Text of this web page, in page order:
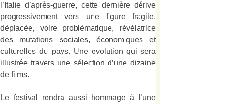
l’Italie d’après-guerre, cette dernière dérive
progressivement vers une figure fragile,
déplacée, voire problématique, révélatrice
des mutations sociales, économiques et
culturelles du pays. Une évolution qui sera
illustrée travers une sélection d’une dizaine
de films.
Le festival rendra aussi hommage à l’une